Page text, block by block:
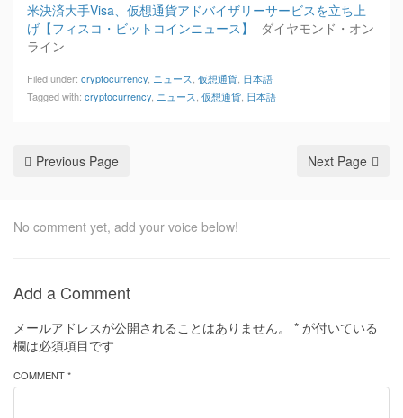
米決済大手Visa、仮想通貨アドバイザリーサービスを立ち上
げ【フィスコ・ビットコインニュース】
ダイヤモンド・オン
ライン
Filed under: cryptocurrency ニュース 仮想通貨 日本語
Tagged with: cryptocurrency ニュース 仮想通貨 日本語
Previous Page Next Page
No comment yet, add your voice below!
Add a Comment
メールアドレスが公開されることはありません。 * が付いている
欄は必須項目です
COMMENT *